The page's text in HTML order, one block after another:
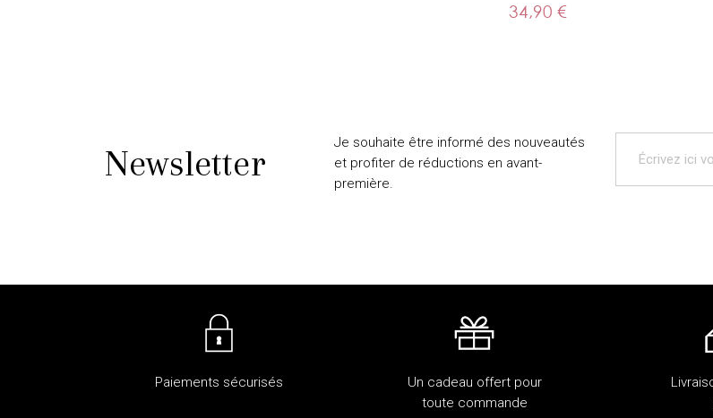
34,90 €
Newsletter
Je souhaite être informé des nouveautés
et profiter de réductions en avant-
première.
Paiements sécurisés
Un cadeau offert pour
toute commande